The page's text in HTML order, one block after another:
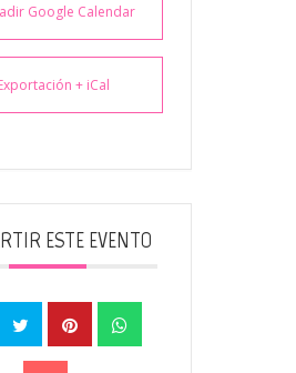
Google Calendar
+ iCal
ESTE EVENTO